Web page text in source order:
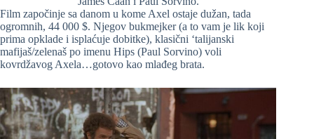
Film započinje sa danom u kome Axel ostaje dužan, tada
ogromnih, 44 000 $. Njegov bukmejker (a to vam je lik koji
prima opklade i isplaćuje dobitke), klasični ‘talijanski
mafijaš/zelenaš po imenu Hips (Paul Sorvino) voli
kovrdžavog Axela…gotovo kao mlađeg brata.